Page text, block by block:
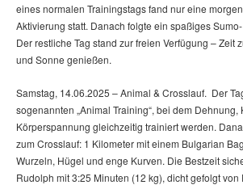
eines normalen Trainingstags fand nur eine
Aktivierung statt. Danach folgte ein spaßiges
Der restliche Tag stand zur freien Verfügung – Zeit
und Sonne genießen.
Samstag, 14.06.2025 – Animal & Crosslauf. Der
sogenannten „Animal Training“, bei dem Dehnung,
Körperspannung gleichzeitig trainiert werden.
zum Crosslauf: 1 Kilometer mit einem Bulgarian
Wurzeln, Hügel und enge Kurven. Die Bestzeit
Rudolph mit 3:25 Minuten (12 kg), dicht gefolgt von